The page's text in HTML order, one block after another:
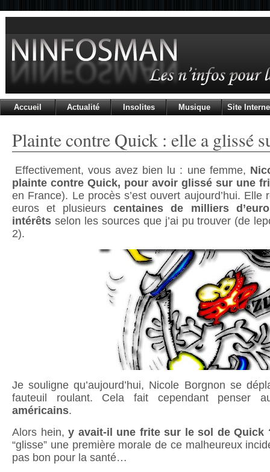
Accueil Actualité Insolites Musique Site
Plainte contre Quick : elle a glissé
Effectivement, vous avez bien lu : une femme,
plainte contre Quick, pour avoir glissé sur une
en France). Le procès s’est ouvert aujourd’hui. Elle
euros et plusieurscentaines de milliers
intérêts selon les sources que j’ai pu trouver (de
2).
Je souligne qu’aujourd’hui, Nicole Borgnon se
fauteuil roulant. Cela fait cependant penser
américains.
Alors hein, y avait-il une frite sur le sol de Quick
“glisse” une première morale de ce malheureux
pas bon pour la santé…